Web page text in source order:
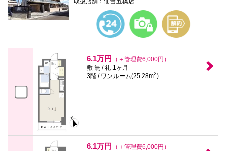
6.1万円
（＋管理費6,000円）
敷 無 / 礼 1ヶ月
3階 / ワンルーム(25.28m2)
6.1万円
（＋管理費6,000円）